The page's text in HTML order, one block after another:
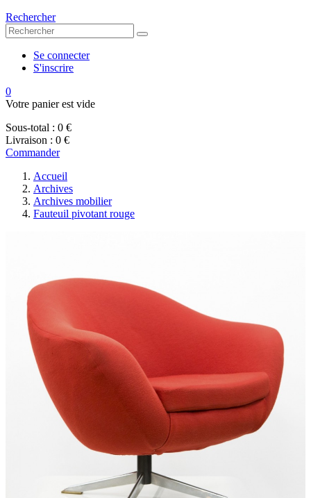
Rechercher
Se connecter
S'inscrire
0
Votre panier est vide
Sous-total : 0 €
Livraison : 0 €
Commander
Accueil
Archives
Archives mobilier
Fauteuil pivotant rouge